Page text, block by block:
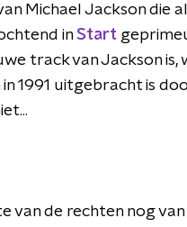
Michael Jackson die
inStart
track van Jackson is,
1991 uitgebracht is
van de rechten nog